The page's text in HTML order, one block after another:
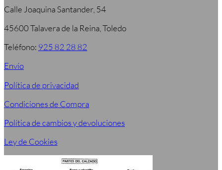
Calle Joaquina Santander, 54
45600 Talavera de la Reina, Toledo
Teléfono: 925 82 28 82
Envío
Política de privacidad
Condiciones de Compra
Política de cambios y devoluciones
Ley de Cookies